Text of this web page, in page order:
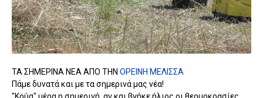
ΤΑ ΣΗΜΕΡΙΝΑ ΝΕΑ ΑΠΟ ΤΗΝ ΟΡΕΙΝΗ ΜΕΛΙΣΣΑ
Πάμε δυνατά και με τα σημερινά μας νέα!